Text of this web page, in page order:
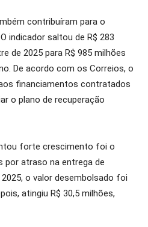
contribuíram para o
indicador saltou de R$ 283
de 2025 para R$ 985 milhões
De acordo com os Correios, o
financiamentos contratados
o plano de recuperação
forte crescimento foi o
por atraso na entrega de
o valor desembolsado foi
atingiu R$ 30,5 milhões,